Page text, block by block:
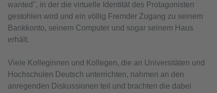
wanted", in der die virtuelle Identität des Protagonisten
gestohlen wird und ein völlig Fremder Zugang zu seinem
Bankkonto, seinem Computer und sogar seinem Haus
erhält.
Viele Kolleginnen und Kollegen, die an Universitäten und
Hochschulen Deutsch unterrichten, nahmen an den
anregenden Diskussionen teil und brachten die dabei